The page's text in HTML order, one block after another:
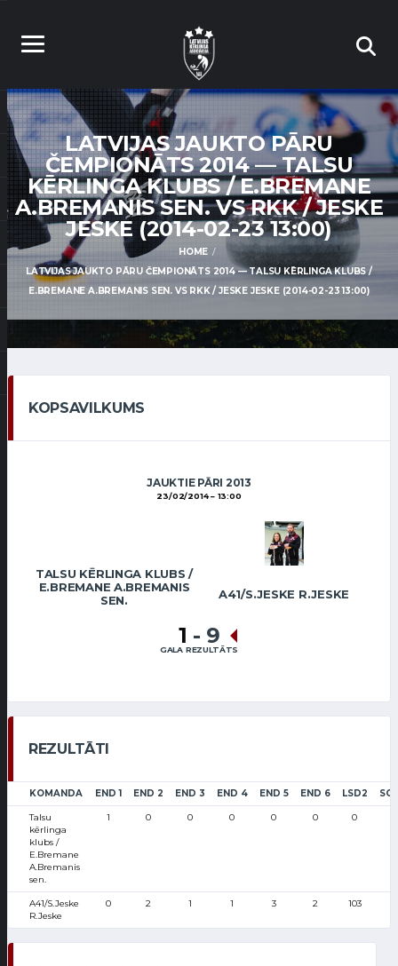
LATVIJAS JAUKTO PĀRU
ČEMPIONĀTS 2014 — TALSU
KĒRLINGA KLUBS / E.BREMANE
A.BREMANIS SEN. VS RKK / JESKE
JESKE (2014-02-23 13:00)
HOME
LATVIJAS JAUKTO PĀRU ČEMPIONĀTS 2014 — TALSU KĒRLINGA KLUBS /
E.BREMANE A.BREMANIS SEN. VS RKK / JESKE JESKE (2014-02-23 13:00)
KOPSAVILKUMS
JAUKTIE PĀRI 2013
23/02/2014 13:00
TALSU KĒRLINGA KLUBS /
E.BREMANE A.BREMANIS
SEN.
A41/S.JESKE R.JESKE
1 - 9
GALA REZULTĀTS
REZULTĀTI
KOMANDA END 1 END 2 END 3 END 4 END 5 END 6 LSD2
Talsu
kērlinga
klubs /
E.Bremane
A.Bremanis
sen.
1 0 0 0 0 0 0
A41/S.Jeske
R.Jeske
0 2 1 1 3 2 103